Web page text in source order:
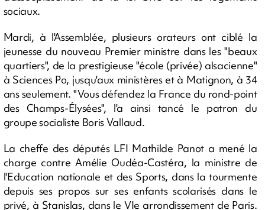
sociaux.
Mardi, à l'Assemblée, plusieurs orateurs ont ciblé la
jeunesse du nouveau Premier ministre dans les "beaux
quartiers", de la prestigieuse "école (privée) alsacienne"
à Sciences Po, jusqu'aux ministères et à Matignon, à 34
ans seulement. "Vous défendez la France du rond-point
des Champs-Élysées", l'a ainsi tancé le patron du
groupe socialiste Boris Vallaud.
La cheffe des députés LFI Mathilde Panot a mené la
charge contre Amélie Oudéa-Castéra, la ministre de
l'Education nationale et des Sports, dans la tourmente
depuis ses propos sur ses enfants scolarisés dans le
privé, à Stanislas, dans le VIe arrondissement de Paris.